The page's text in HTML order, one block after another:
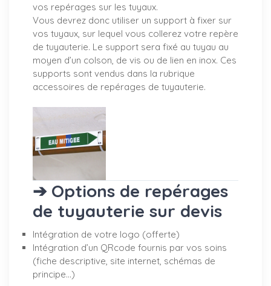
vos repérages sur les tuyaux.
Vous devrez donc utiliser un support à fixer sur
vos tuyaux, sur lequel vous collerez votre repère
de tuyauterie. Le support sera fixé au tuyau au
moyen d’un colson, de vis ou de lien en inox. Ces
supports sont vendus dans la rubrique
accessoires de repérages de tuyauterie.
➔ Options de repérages
de tuyauterie sur devis
Intégration de votre logo (offerte)
Intégration d’un QRcode fournis par vos soins
(fiche descriptive, site internet, schémas de
principe…)